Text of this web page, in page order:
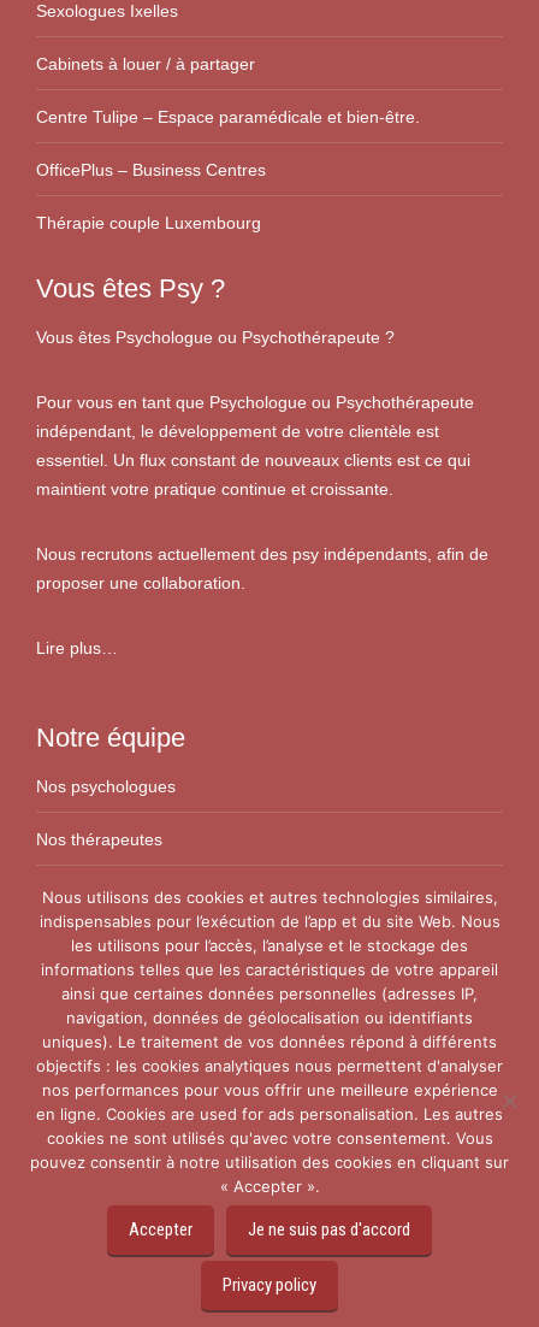
Sexologues Ixelles
Cabinets à louer / à partager
Centre Tulipe – Espace paramédicale et bien-être.
OfficePlus – Business Centres
Thérapie couple Luxembourg
Vous êtes Psy ?
Vous êtes Psychologue ou Psychothérapeute ?
Pour vous en tant que Psychologue ou Psychothérapeute
indépendant, le développement de votre clientèle est
essentiel. Un flux constant de nouveaux clients est ce qui
maintient votre pratique continue et croissante.
Nous recrutons actuellement des psy indépendants, afin de
proposer une collaboration.
Lire plus…
Notre équipe
Nos psychologues
Nos thérapeutes
Nos conseillers conjugaux
Nos Centres
Centre VitaPsy Bruxelles
Copyright © 2015-2026Thérapie Couple Belgique.Tous
droits réservés. Powered byPrivium – Des services qui
soutiennent vos soins. Pour psychologues,
psychotherapeutes et hypnotherapeutes.
RGPD - Politique de Protection de la Vie Privée
Nous utilisons des cookies et autres technologies similaires,
indispensables pour l’exécution de l’app et du site Web. Nous
les utilisons pour l’accès, l’analyse et le stockage des
informations telles que les caractéristiques de votre appareil
ainsi que certaines données personnelles (adresses IP,
navigation, données de géolocalisation ou identifiants
uniques). Le traitement de vos données répond à différents
objectifs : les cookies analytiques nous permettent d'analyser
nos performances pour vous offrir une meilleure expérience
en ligne. Cookies are used for ads personalisation. Les autres
cookies ne sont utilisés qu'avec votre consentement. Vous
pouvez consentir à notre utilisation des cookies en cliquant sur
« Accepter ».
Accepter Je ne suis pas d'accord
Privacy policy